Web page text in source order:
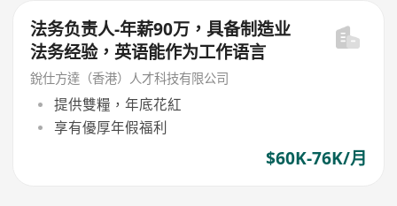
法务负责人-年薪90万，具备制造业
法务经验，英语能作为工作语言
銳仕方達（香港）人才科技有限公司
提供雙糧，年底花紅
享有優厚年假福利
$60K-76K/月